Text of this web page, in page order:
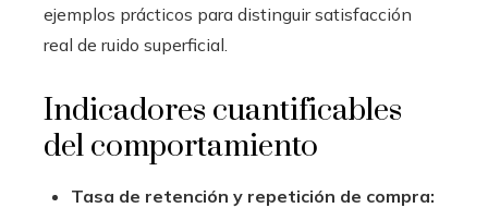
ejemplos prácticos para distinguir satisfacción
real de ruido superficial.
Indicadores cuantificables
del comportamiento
Tasa de retención y repetición de compra: